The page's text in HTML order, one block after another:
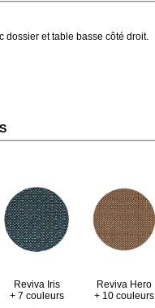
dossier et table basse côté droit.
Reviva Iris
+ 7 couleurs
Reviva Hero
+ 10 couleurs